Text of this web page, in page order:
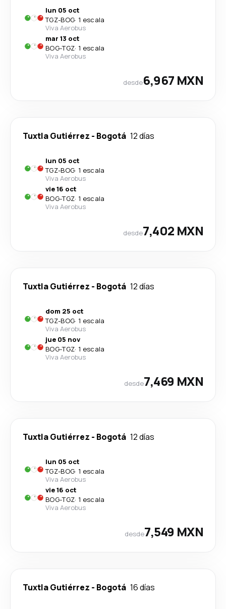
lun 05 oct
TGZ-BOG· 1 escala
Viva Aerobus
mar 13 oct
BOG-TGZ· 1 escala
Viva Aerobus
desde6,967 MXN
Tuxtla Gutiérrez - Bogotá 12 días
lun 05 oct
TGZ-BOG· 1 escala
Viva Aerobus
vie 16 oct
BOG-TGZ· 1 escala
Viva Aerobus
desde7,402 MXN
Tuxtla Gutiérrez - Bogotá 12 días
dom 25 oct
TGZ-BOG· 1 escala
Viva Aerobus
jue 05 nov
BOG-TGZ· 1 escala
Viva Aerobus
desde7,469 MXN
Tuxtla Gutiérrez - Bogotá 12 días
lun 05 oct
TGZ-BOG· 1 escala
Viva Aerobus
vie 16 oct
BOG-TGZ· 1 escala
Viva Aerobus
desde7,549 MXN
Tuxtla Gutiérrez - Bogotá 16 días